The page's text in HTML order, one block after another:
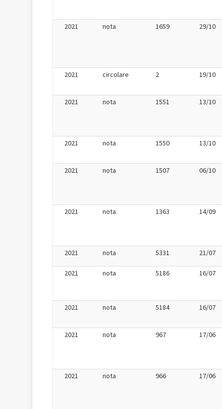
2021 nota 1659 29/10
2021 circolare 2 19/10
2021 nota 1551 13/10
2021 nota 1550 13/10
2021 nota 1507 06/10
2021 nota 1363 14/09
2021 nota 5331 21/07
2021 nota 5186 16/07
2021 nota 5184 16/07
2021 nota 967 17/06
2021 nota 966 17/06